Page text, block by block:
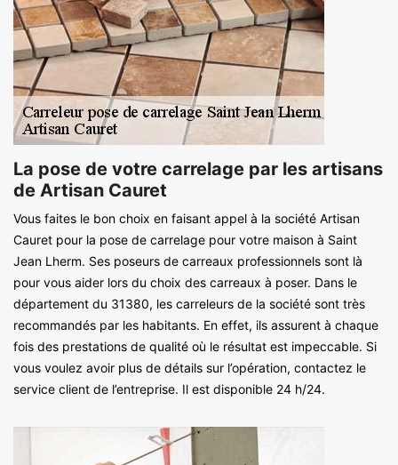
La pose de votre carrelage par les artisans
de Artisan Cauret
Vous faites le bon choix en faisant appel à la société Artisan
Cauret pour la pose de carrelage pour votre maison à Saint
Jean Lherm. Ses poseurs de carreaux professionnels sont là
pour vous aider lors du choix des carreaux à poser. Dans le
département du 31380, les carreleurs de la société sont très
recommandés par les habitants. En effet, ils assurent à chaque
fois des prestations de qualité où le résultat est impeccable. Si
vous voulez avoir plus de détails sur l’opération, contactez le
service client de l’entreprise. Il est disponible 24 h/24.